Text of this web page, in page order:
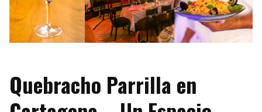
Quebracho Parrilla en